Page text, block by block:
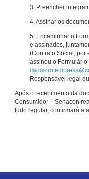
3. Preencher
4. Assinar os
5. Encaminhar o
e assinados,
(Contrato Social, por
assinou o
Responsável legal
Após o recebimento da
Consumidor – Senacon
tudo regular, confirmará a